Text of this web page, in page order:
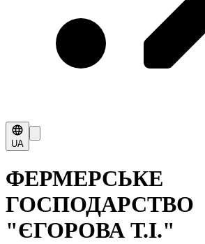
UA
ФЕРМЕРСЬКЕ
ГОСПОДАРСТВО
"ЄГОРОВА Т.І."